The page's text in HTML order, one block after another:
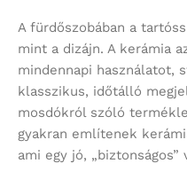
A fürdőszobában a
mint a dizájn. A kerámia
mindennapi használatot,
klasszikus, időtálló
mosdókról szóló
gyakran említenek
ami egy jó, „biztonságos”